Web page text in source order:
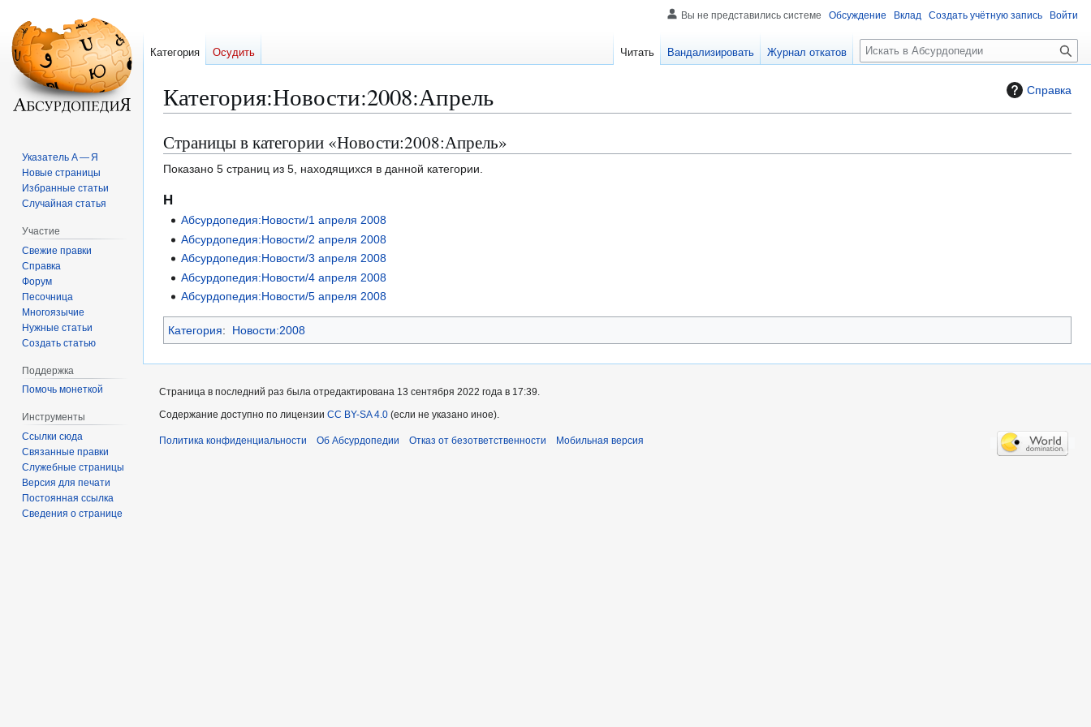
Справка
Категория:Новости:2008:Апрель
Перейти
к
навигации
Перейти
к
поиску
Страницы в категории «Новости:2008:Апрель»
Показано 5 страниц из 5, находящихся в данной категории.
Н
Абсурдопедия:Новости/1 апреля 2008
Абсурдопедия:Новости/2 апреля 2008
Абсурдопедия:Новости/3 апреля 2008
Абсурдопедия:Новости/4 апреля 2008
Абсурдопедия:Новости/5 апреля 2008
Категория: Новости:2008
Вы не представились системе Обсуждение Вклад Создать учётную запись Войти
Категория Осудить Читать Вандализировать Журнал откатов
П
о
к
Указатель А — Я
Новые страницы
Избранные статьи
Случайная статья
Участие
Свежие правки
Справка
Форум
Песочница
Многоязычие
Нужные статьи
Создать статью
Поддержка
Помочь монеткой
Инструменты
Ссылки сюда
Связанные правки
Служебные страницы
Версия для печати
Постоянная ссылка
Сведения о странице
Страница в последний раз была отредактирована 13 сентября 2022 года в 17:39.
Содержание доступно по лицензии CC BY-SA 4.0 (если не указано иное).
Политика конфиденциальности Об Абсурдопедии Отказ от безответственности Мобильная версия